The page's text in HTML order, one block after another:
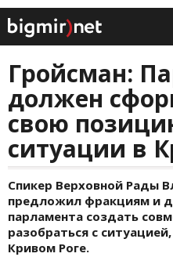
Гройсман:
должен
свою
ситуации в
Спикер Верховной Рады
предложил фракциям и
парламента создать
разобраться с
Кривом Роге.